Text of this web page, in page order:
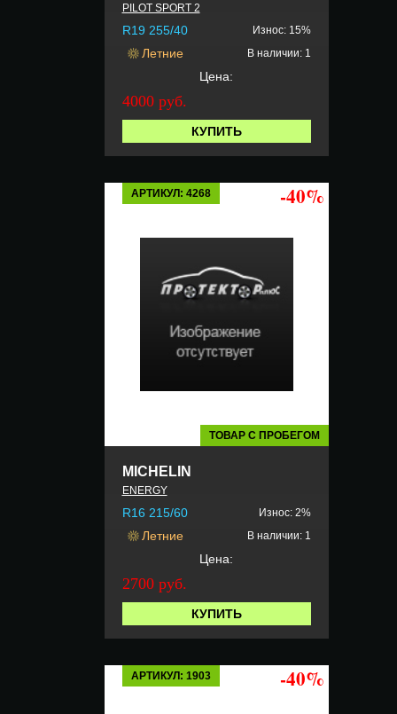
PILOT SPORT 2
R19 255/40 Износ: 15%
Летние В наличии: 1
Цена:
4000 руб.
КУПИТЬ
АРТИКУЛ: 4268 -40%
ТОВАР С ПРОБЕГОМ
MICHELIN
ENERGY
R16 215/60 Износ: 2%
Летние В наличии: 1
Цена:
2700 руб.
КУПИТЬ
АРТИКУЛ: 1903 -40%